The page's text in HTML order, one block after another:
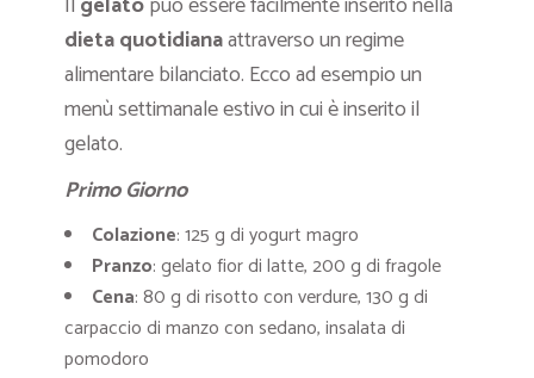
dieta quotidianaattraverso un regime
alimentare bilanciato. Ecco ad esempio un
menù settimanale estivo in cui è inserito il
gelato.
Primo Giorno
Colazione: 125 g di yogurt magro
Pranzo: gelato fior di latte, 200 g di fragole
Cena: 80 g di risotto con verdure, 130 g di
carpaccio di manzo con sedano, insalata di
pomodoro